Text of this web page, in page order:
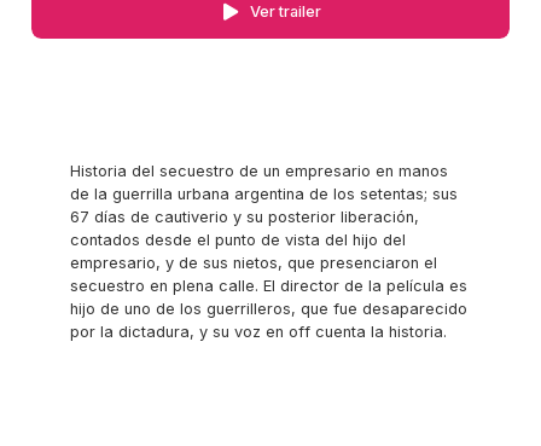
Ver trailer
Historia del secuestro de un empresario en manos
de la guerrilla urbana argentina de los setentas; sus
67 días de cautiverio y su posterior liberación,
contados desde el punto de vista del hijo del
empresario, y de sus nietos, que presenciaron el
secuestro en plena calle. El director de la película es
hijo de uno de los guerrilleros, que fue desaparecido
por la dictadura, y su voz en off cuenta la historia.